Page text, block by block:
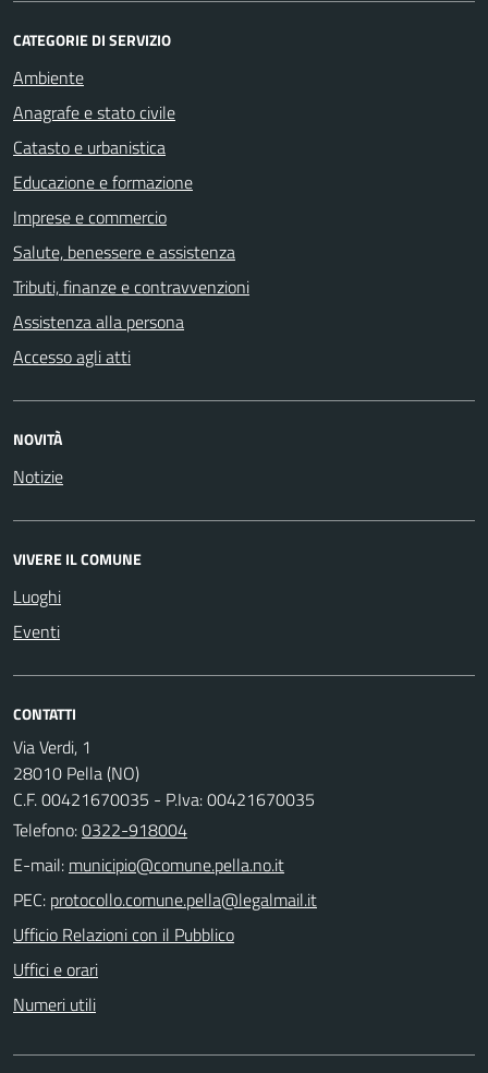
CATEGORIE DI SERVIZIO
Ambiente
Anagrafe e stato civile
Catasto e urbanistica
Educazione e formazione
Imprese e commercio
Salute, benessere e assistenza
Tributi, finanze e contravvenzioni
Assistenza alla persona
Accesso agli atti
NOVITÀ
Notizie
VIVERE IL COMUNE
Luoghi
Eventi
CONTATTI
Via Verdi, 1
28010 Pella (NO)
C.F. 00421670035 - P.Iva: 00421670035
Telefono:0322-918004
E-mail:
PEC:
Ufficio Relazioni con il Pubblico
Uffici e orari
Numeri utili